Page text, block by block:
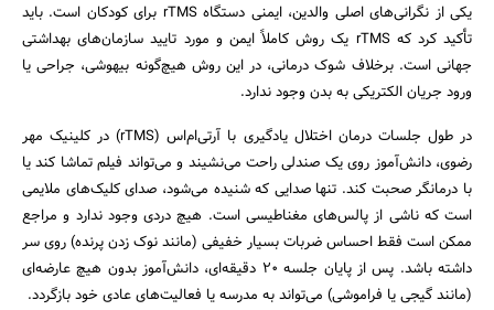
یکی از نگرانی‌های اصلی والدین، ایمنی دستگاه rTMS برای کودکان است. باید
تأکید کرد که rTMS یک روش کاملاً ایمن و مورد تایید سازمان‌های بهداشتی
جهانی است. برخلاف شوک درمانی، در این روش هیچ‌گونه بیهوشی، جراحی یا
ورود جریان الکتریکی به بدن وجود ندارد.
در طول جلسات درمان اختلال یادگیری با آرتی‌ام‌اس (rTMS) در کلینیک مهر
رضوی، دانش‌آموز روی یک صندلی راحت می‌نشیند و می‌تواند فیلم تماشا کند یا
با درمانگر صحبت کند. تنها صدایی که شنیده می‌شود، صدای کلیک‌های ملایمی
است که ناشی از پالس‌های مغناطیسی است. هیچ دردی وجود ندارد و مراجع
ممکن است فقط احساس ضربات بسیار خفیفی (مانند نوک زدن پرنده) روی سر
داشته باشد. پس از پایان جلسه ۲۰ دقیقه‌ای، دانش‌آموز بدون هیچ عارضه‌ای
(مانند گیجی یا فراموشی) می‌تواند به مدرسه یا فعالیت‌های عادی خود بازگردد.